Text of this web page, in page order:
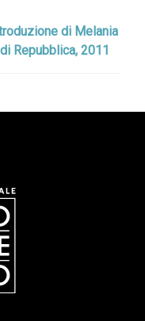
di Melania
Repubblica, 2011